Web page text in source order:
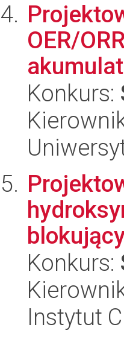
OER/
Konkurs:
Konkurs:
Instytut